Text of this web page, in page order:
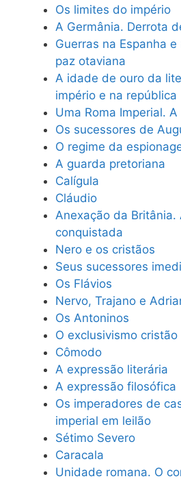
Os limites do império
A Germânia. Derrota
Guerras na Espanha
paz otaviana
A idade de ouro da
império e na república
Uma Roma Imperial.
Os sucessores de
O regime da
A guarda pretoriana
Calígula
Cláudio
Anexação da Britânia.
conquistada
Nero e os cristãos
Seus sucessores
Os Flávios
Nervo, Trajano e
Os Antoninos
O exclusivismo cristão
Cômodo
A expressão literária
A expressão filosófica
Os imperadores de
imperial em leilão
Sétimo Severo
Caracala
Unidade romana. O